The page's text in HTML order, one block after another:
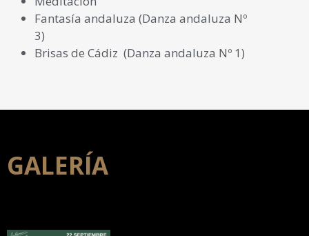
Fantasía andaluza (Danza andaluza Nº
3)
Brisas de Cádiz (Danza andaluza Nº 1)
GALERÍA